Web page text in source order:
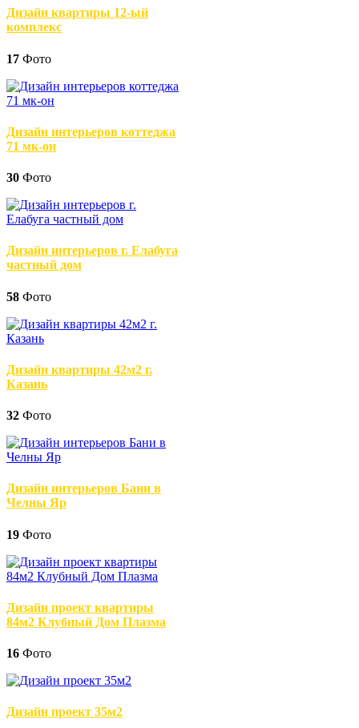
Дизайн квартиры 12-ый
комплекс
17 Фото
Дизайн интерьеров коттеджа
71 мк-он
30 Фото
Дизайн интерьеров г. Елабуга
частный дом
58 Фото
Дизайн квартиры 42м2 г.
Казань
32 Фото
Дизайн интерьеров Бани в
Челны Яр
19 Фото
Дизайн проект квартиры
84м2 Клубный Дом Плазма
16 Фото
Дизайн проект 35м2